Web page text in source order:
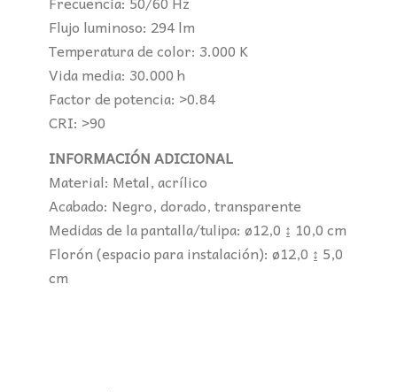
Flujo luminoso: 294 lm
Temperatura de color: 3.000 K
Vida media: 30.000 h
Factor de potencia: >0.84
CRI: >90
INFORMACIÓN ADICIONAL
Material: Metal, acrílico
Acabado: Negro, dorado, transparente
Medidas de la pantalla/tulipa: ø12,0 ↨ 10,0 cm
Florón (espacio para instalación): ø12,0 ↨ 5,0
cm